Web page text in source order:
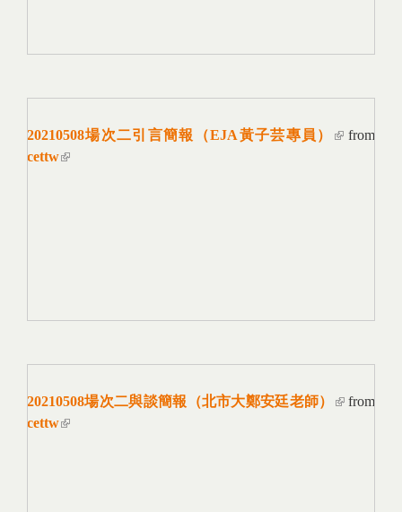
20210508場次二引言簡報（EJA黃子芸專員）
(link is
from
cettw(link is external)
20210508場次二與談簡報（北市大鄭安廷老師）
(link is
from
cettw(link is external)